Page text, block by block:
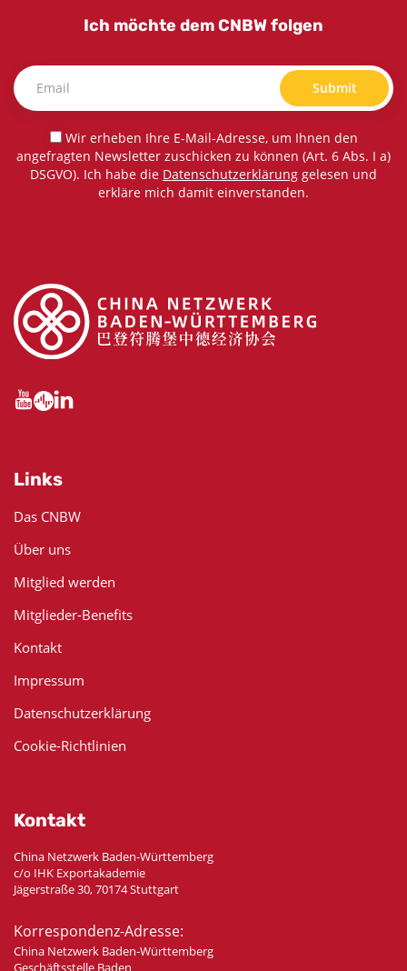
Ich möchte dem CNBW folgen
Submit
Wir erheben Ihre E-Mail-Adresse, um Ihnen den
angefragten Newsletter zuschicken zu können (Art. 6 Abs. I a)
DSGVO). Ich habe die Datenschutzerklärung gelesen und
erkläre mich damit einverstanden.
Links
Das CNBW
Über uns
Mitglied werden
Mitglieder-Benefits
Kontakt
Impressum
Datenschutzerklärung
Cookie-Richtlinien
Kontakt
China Netzwerk Baden-Württemberg
c/o IHK Exportakademie
Jägerstraße 30, 70174 Stuttgart
Korrespondenz-Adresse:
China Netzwerk Baden-Württemberg
Geschäftsstelle Baden